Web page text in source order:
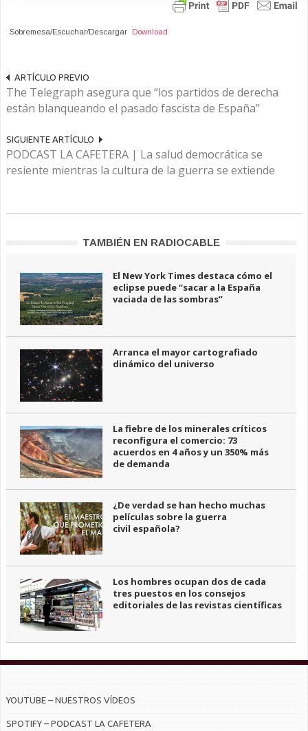
Sobremesa/Escuchar/Descargar Download
ARTÍCULO PREVIO
The Telegraph asegura que “los partidos de derecha
están blanqueando el pasado fascista de España”
SIGUIENTE ARTÍCULO
PODCAST LA CAFETERA | La salud democrática se
resiente mientras la cultura de la guerra se extiende
TAMBIÉN EN RADIOCABLE
El New York Times destaca cómo el
eclipse puede “sacar a la España
vaciada de las sombras”
Arranca el mayor cartografiado
dinámico del universo
La fiebre de los minerales críticos
reconfigura el comercio: 73
acuerdos en 4 años y un 350% más
de demanda
¿De verdad se han hecho muchas
películas sobre la guerra
civil española?
Los hombres ocupan dos de cada
tres puestos en los consejos
editoriales de las revistas científicas
YOUTUBE – NUESTROS VÍDEOS
SPOTIFY – PODCAST LA CAFETERA